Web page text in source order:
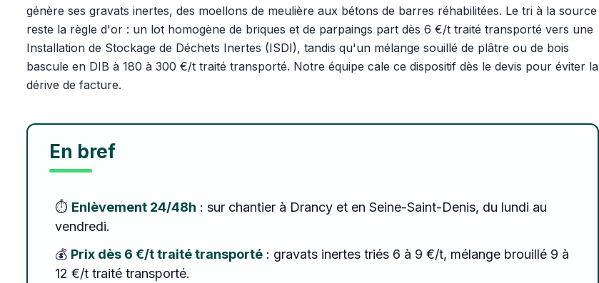
génère ses gravats inertes, des moellons de meulière aux bétons de barres réhabilitées. Le tri à la source
reste la règle d'or : un lot homogène de briques et de parpaings part dès 6 €/t traité transporté vers une
Installation de Stockage de Déchets Inertes (ISDI), tandis qu'un mélange souillé de plâtre ou de bois
bascule en DIB à 180 à 300 €/t traité transporté. Notre équipe cale ce dispositif dès le devis pour éviter la
dérive de facture.
En bref
⏱️ Enlèvement 24/48h : sur chantier à Drancy et en Seine-Saint-Denis, du lundi au
vendredi.
💰 Prix dès 6 €/t traité transporté : gravats inertes triés 6 à 9 €/t, mélange brouillé 9 à
12 €/t traité transporté.